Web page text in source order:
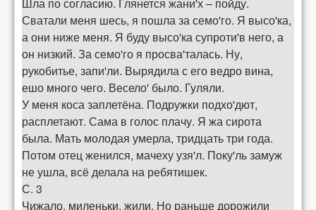
Сватали меня шесь, я пошла за семо'го. Я высо'ка,
а они ниже меня. Я буду высо'ка супроти'в него, а
он низкий. За семо'го я просва'талась. Ну,
рукобитье, запи'ли. Вырядила с его ведро вина,
ешо много чего. Весело' было. Гуляли.
У меня коса заплетёна. Подружки подхо'дют,
расплетают. Сама в голос плачу. Я жа сирота
была. Мать молодая умерла, тридцать три года.
Потом отец женился, мачеху узя'л. Поку'ль замуж
не ушла, всё делала на ребятишек.
С. 3
Чижало, миленьки, жили. Но раньше дорожили